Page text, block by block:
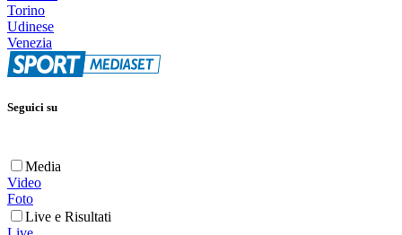
Torino
Udinese
Venezia
Seguici su
Media
Video
Foto
Live e Risultati